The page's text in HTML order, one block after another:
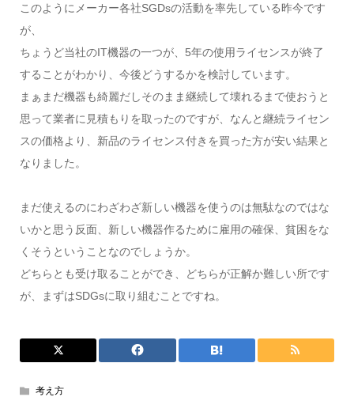
このようにメーカー各社SGDsの活動を率先している昨今です
が、
ちょうど当社のIT機器の一つが、5年の使用ライセンスが終了
することがわかり、今後どうするかを検討しています。
まぁまだ機器も綺麗だしそのまま継続して壊れるまで使おうと
思って業者に見積もりを取ったのですが、なんと継続ライセン
スの価格より、新品のライセンス付きを買った方が安い結果と
なりました。
まだ使えるのにわざわざ新しい機器を使うのは無駄なのではな
いかと思う反面、新しい機器作るために雇用の確保、貧困をな
くそうということなのでしょうか。
どちらとも受け取ることができ、どちらが正解か難しい所です
が、まずはSDGsに取り組むことですね。
考え方